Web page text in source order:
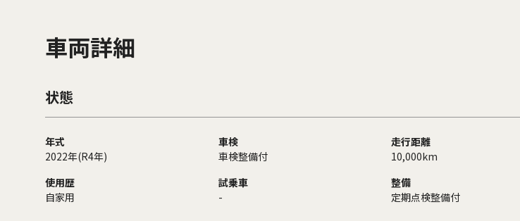
車両詳細
状態
年式
2022年(R4年)
車検
車検整備付
走行距離
10,000km
使用歴
自家用
試乗車
-
整備
定期点検整備付